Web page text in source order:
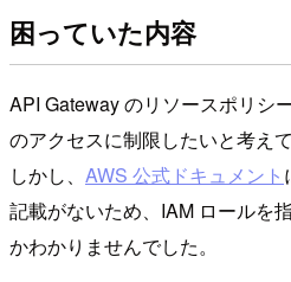
困っていた内容
API Gateway のリソースポリシ
のアクセスに制限したいと考えて
しかし、 AWS 公式ドキュメント
記載がないため、IAM ロールを
かわかりませんでした。